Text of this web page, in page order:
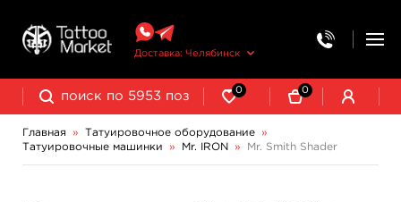
Доставка: Челябинск
0 0
Главная » Татуировочное оборудование
»
Татуировочные машинки
» Mr. IRON » Mr. Smith Shader